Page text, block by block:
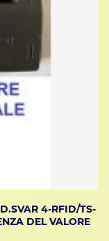
4-RFID/TS-
DEL VALORE